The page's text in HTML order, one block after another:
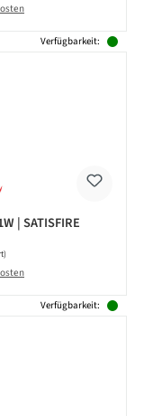
Verfügbarkeit:
| SATISFIRE
Verfügbarkeit: